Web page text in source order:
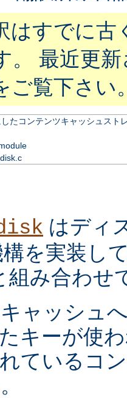
はすでに古
。 最近更
ご覧下さい
たコンテンツキャッシュスト
はディ
を実装し
組み合わせ
ャッシュ
キーが使
ているコ